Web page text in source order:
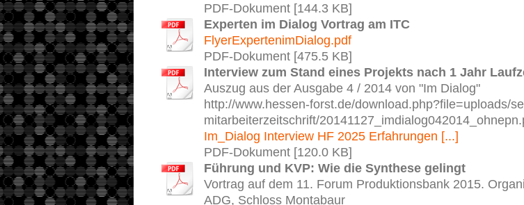
PDF-Dokument [144.3 KB]
Experten im Dialog Vortrag am ITC
FlyerExpertenimDialog.pdf
PDF-Dokument [475.5 KB]
Interview zum Stand eines Projekts nach 1 Jahr
Auszug aus der Ausgabe 4 / 2014 von "Im Dialog"
http://www.hessen-forst.de/download.php?file=uploads/
mitarbeiterzeitschrift/
Im_Dialog Interview HF 2025 Erfahrungen [...]
PDF-Dokument [120.0 KB]
Führung und KVP: Wie die Synthese gelingt
Vortrag auf dem 11. Forum Produktionsbank 2015.
ADG, Schloss Montabaur